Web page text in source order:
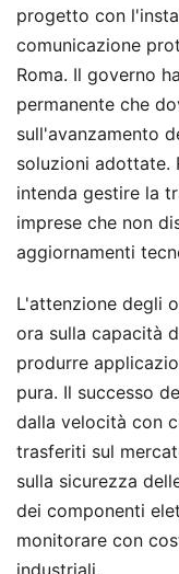
progetto con
comunicazione
Roma. Il governo
permanente che
sull'avanzamento
soluzioni adottate.
intenda gestire la
imprese che non
aggiornamenti
L'attenzione degli
ora sulla capacità
produrre
pura. Il successo
dalla velocità con
trasferiti sul
sulla sicurezza
dei componenti
monitorare con